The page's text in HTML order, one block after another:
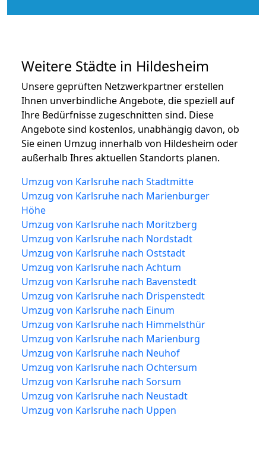
Weitere Städte in Hildesheim
Unsere geprüften Netzwerkpartner erstellen
Ihnen unverbindliche Angebote, die speziell auf
Ihre Bedürfnisse zugeschnitten sind. Diese
Angebote sind kostenlos, unabhängig davon, ob
Sie einen Umzug innerhalb von Hildesheim oder
außerhalb Ihres aktuellen Standorts planen.
Umzug von Karlsruhe nach Stadtmitte
Umzug von Karlsruhe nach Marienburger
Höhe
Umzug von Karlsruhe nach Moritzberg
Umzug von Karlsruhe nach Nordstadt
Umzug von Karlsruhe nach Oststadt
Umzug von Karlsruhe nach Achtum
Umzug von Karlsruhe nach Bavenstedt
Umzug von Karlsruhe nach Drispenstedt
Umzug von Karlsruhe nach Einum
Umzug von Karlsruhe nach Himmelsthür
Umzug von Karlsruhe nach Marienburg
Umzug von Karlsruhe nach Neuhof
Umzug von Karlsruhe nach Ochtersum
Umzug von Karlsruhe nach Sorsum
Umzug von Karlsruhe nach Neustadt
Umzug von Karlsruhe nach Uppen